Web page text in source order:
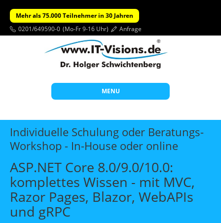
Mehr als 75.000 Teilnehmer in 30 Jahren
0201/649590-0 (Mo-Fr 9-16 Uhr) Anfrage
MENU
Start
Themen
Individuelle Schulungen
Offene Seminare
Wissen
Individuelle Schulung oder Beratungs-
Workshop - In-House oder online
ASP.NET Core 8.0/9.0/10.0:
komplettes Wissen - mit MVC,
Razor Pages, Blazor, WebAPIs
und gRPC